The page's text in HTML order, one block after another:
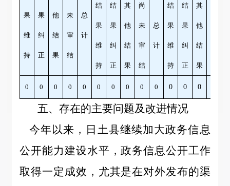
果
维
持
果
纠
正
他
结
果
未
审
结
总
计
结
果
维
持
结
果
纠
正
其
他
结
果
尚
未
审
结
总
计
结
果
维
持
结
果
纠
正
其
他
结
果
0 0 0 0 0 0 0 0 0 0 0 0 0
五、存在的主要问题及改进情况
今年以来，日土县继续加大政务信息
公开能力建设水平，政务信息公开工作
取得一定成效，尤其是在对外发布的渠